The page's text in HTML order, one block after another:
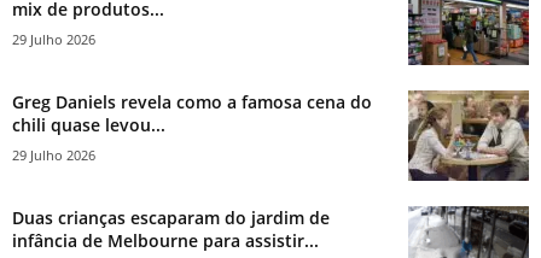
mix de produtos...
29 Julho 2026
Greg Daniels revela como a famosa cena do
chili quase levou...
29 Julho 2026
Duas crianças escaparam do jardim de
infância de Melbourne para assistir...